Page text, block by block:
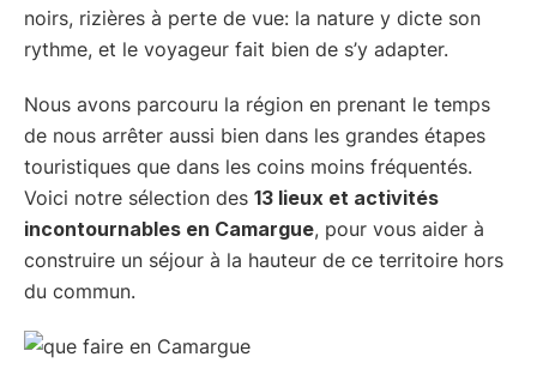
noirs, rizières à perte de vue: la nature y dicte son
rythme, et le voyageur fait bien de s’y adapter.
Nous avons parcouru la région en prenant le temps
de nous arrêter aussi bien dans les grandes étapes
touristiques que dans les coins moins fréquentés.
Voici notre sélection des 13 lieux et activités
incontournables en Camargue, pour vous aider à
construire un séjour à la hauteur de ce territoire hors
du commun.